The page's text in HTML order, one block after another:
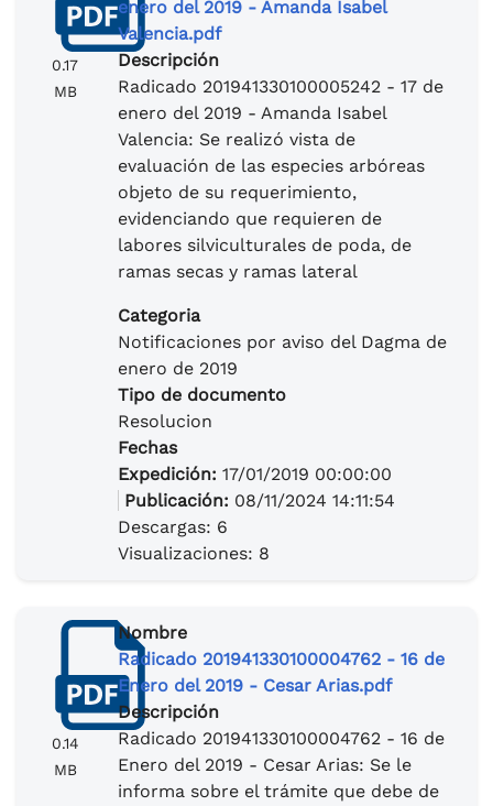
0.17
MB
enero del 2019 - Amanda Isabel
Valencia.pdf
Descripción
Radicado 201941330100005242 - 17 de
enero del 2019 - Amanda Isabel
Valencia: Se realizó vista de
evaluación de las especies arbóreas
objeto de su requerimiento,
evidenciando que requieren de
labores silviculturales de poda, de
ramas secas y ramas lateral
Categoria
Notificaciones por aviso del Dagma de
enero de 2019
Tipo de documento
Resolucion
Fechas
Expedición: 17/01/2019 00:00:00
Publicación: 08/11/2024 14:11:54
Descargas: 6
Visualizaciones: 8
0.14
MB
Nombre
Radicado 201941330100004762 - 16 de
Enero del 2019 - Cesar Arias.pdf
Descripción
Radicado 201941330100004762 - 16 de
Enero del 2019 - Cesar Arias: Se le
informa sobre el trámite que debe de